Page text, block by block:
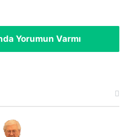
Yorumun Varmı